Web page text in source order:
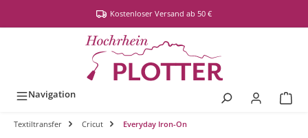
Kostenloser Versand ab 50 €
Navigation
Textiltransfer Cricut Everyday Iron-On